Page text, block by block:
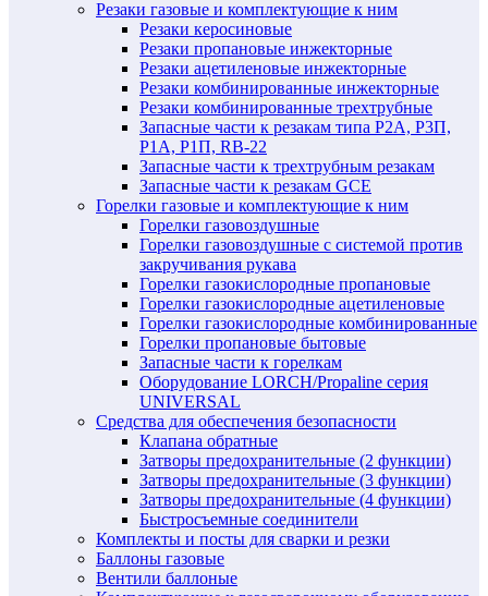
Резаки газовые и комплектующие к ним
Резаки керосиновые
Резаки пропановые инжекторные
Резаки ацетиленовые инжекторные
Резаки комбинированные инжекторные
Резаки комбинированные трехтрубные
Запасные части к резакам типа Р2А, Р3П,
Р1А, Р1П, RB-22
Запасные части к трехтрубным резакам
Запасные части к резакам GCE
Горелки газовые и комплектующие к ним
Горелки газовоздушные
Горелки газовоздушные с системой против
закручивания рукава
Горелки газокислородные пропановые
Горелки газокислородные ацетиленовые
Горелки газокислородные комбинированные
Горелки пропановые бытовые
Запасные части к горелкам
Оборудование LORCH/Propaline серия
UNIVERSAL
Средства для обеспечения безопасности
Клапана обратные
Затворы предохранительные (2 функции)
Затворы предохранительные (3 функции)
Затворы предохранительные (4 функции)
Быстросъемные соединители
Комплекты и посты для сварки и резки
Баллоны газовые
Вентили баллоные